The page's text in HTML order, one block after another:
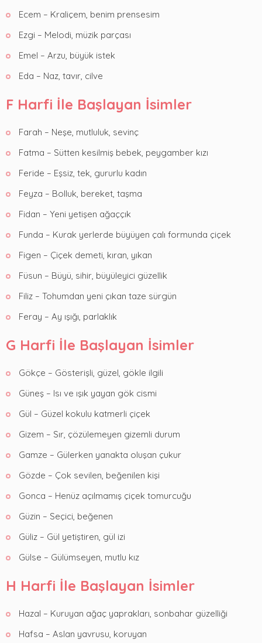
Ecem – Kraliçem, benim prensesim
Ezgi – Melodi, müzik parçası
Emel – Arzu, büyük istek
Eda – Naz, tavır, cilve
F Harfi İle Başlayan İsimler
Farah – Neşe, mutluluk, sevinç
Fatma – Sütten kesilmiş bebek, peygamber kızı
Feride – Eşsiz, tek, gururlu kadın
Feyza – Bolluk, bereket, taşma
Fidan – Yeni yetişen ağaççık
Funda – Kurak yerlerde büyüyen çalı formunda çiçek
Figen – Çiçek demeti, kıran, yıkan
Füsun – Büyü, sihir, büyüleyici güzellik
Filiz – Tohumdan yeni çıkan taze sürgün
Feray – Ay ışığı, parlaklık
G Harfi İle Başlayan İsimler
Gökçe – Gösterişli, güzel, gökle ilgili
Güneş – Isı ve ışık yayan gök cismi
Gül – Güzel kokulu katmerli çiçek
Gizem – Sır, çözülemeyen gizemli durum
Gamze – Gülerken yanakta oluşan çukur
Gözde – Çok sevilen, beğenilen kişi
Gonca – Henüz açılmamış çiçek tomurcuğu
Güzin – Seçici, beğenen
Güliz – Gül yetiştiren, gül izi
Gülse – Gülümseyen, mutlu kız
H Harfi İle Başlayan İsimler
Hazal – Kuruyan ağaç yaprakları, sonbahar güzelliği
Hafsa – Aslan yavrusu, koruyan